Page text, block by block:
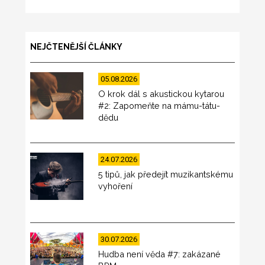
NEJČTENĚJŠÍ ČLÁNKY
05.08.2026
O krok dál s akustickou kytarou
#2: Zapomeňte na mámu-tátu-
dědu
24.07.2026
5 tipů, jak předejít muzikantskému
vyhoření
30.07.2026
Hudba není věda #7: zakázané